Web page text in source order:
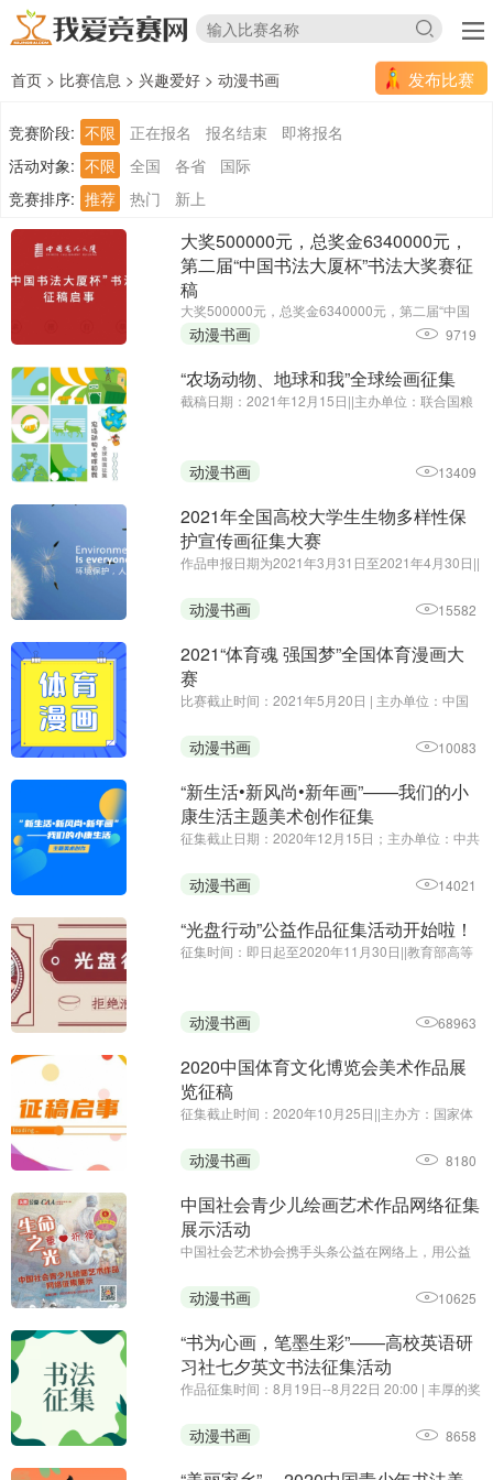
发布比赛
首页 > 比赛信息 > 兴趣爱好 > 动漫书画
竞赛阶段: 不限 正在报名 报名结束
即将报名
活动对象: 不限 全国 各省
国际
竞赛排序: 推荐 热门 新上
大奖500000元，总奖金6340000元，
第二届“中国书法大厦杯”书法大奖赛征
稿
大奖500000元，总奖金6340000元，第二届“中国
书法大厦杯”书法大奖赛征稿||征集截止时间延期
至：2025年6月30日||主办单位：中国书法大厦
动漫书画 9719
“农场动物、地球和我”全球绘画征集
截稿日期：2021年12月15日||主办单位：联合国粮
动漫书画 13409
2021年全国高校大学生生物多样性保
护宣传画征集大赛
作品申报日期为2021年3月31日至2021年4月30日||
物多样性日的主题为“呵护自然·有你有我”（We're
part of the solution），旨在提醒人们，生物多样性
动漫书画 15582
2021“体育魂 强国梦”全国体育漫画大
赛
比赛截止时间：2021年5月20日 | 主办单位：中国
动漫书画 10083
“新生活•新风尚•新年画”——我们的小
康生活主题美术创作征集
征集截止日期：2020年12月15日；主办单位：中共
部公共服务司、中国美术家协会 | 为深入贯彻党的十
九大和十九届二中、三中、四中、五中全会精神，
动漫书画 14021
“光盘行动”公益作品征集活动开始啦！
征集时间：即日起至2020年11月30日||教育部高等
动漫书画 68963
2020中国体育文化博览会美术作品展
览征稿
征集截止时间：2020年10月25日||主办方：国家体
体育总局、中国奥委会主办的2020中国体育文化博
览会将于11月27日至29日，在广州•保利世贸博览
动漫书画 8180
中国社会青少儿绘画艺术作品网络征集
展示活动
中国社会艺术协会携手头条公益在网络上，用公益
达对曾经战斗在疫情第一线的爸爸妈妈、叔叔阿姨
们的祈福和思念，以颗颗童心向白衣天使致敬！
动漫书画 10625
“书为心画，笔墨生彩”——高校英语研
习社七夕英文书法征集活动
作品征集时间：8月19日--8月22日 20:00 | 丰厚的奖
动漫书画 8658